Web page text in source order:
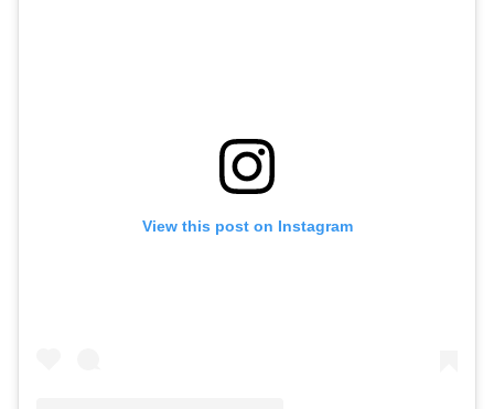
View this post on Instagram